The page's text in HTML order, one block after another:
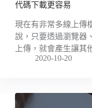
代碼下載更容易
現在有非常多線上傳
說，只要透過瀏覽器
上傳，就會產生讓
2020-10-20